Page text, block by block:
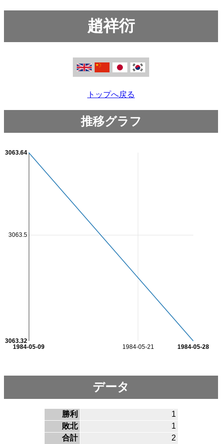
趙祥衍
トップへ戻る
推移グラフ
1984-05-21
1984-05-09 1984-05-28
3063.5
3063.32
3063.64
データ
勝利
1
敗北
1
合計
2